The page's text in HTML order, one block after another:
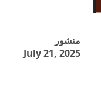
منشور
July 21, 2025